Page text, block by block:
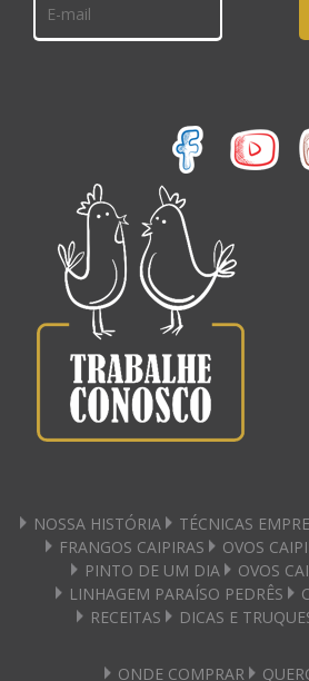
NOSSA HISTÓRIA TÉCNICAS
FRANGOS CAIPIRAS
OVOS
PINTO DE UM DIA
OVOS
LINHAGEM PARAÍSO PEDRÊS
RECEITAS
DICAS E
ONDE COMPRAR